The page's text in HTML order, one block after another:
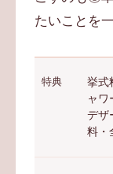
たいことを
特典
挙式
ャワ
デザ
料・